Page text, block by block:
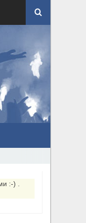
:-) .